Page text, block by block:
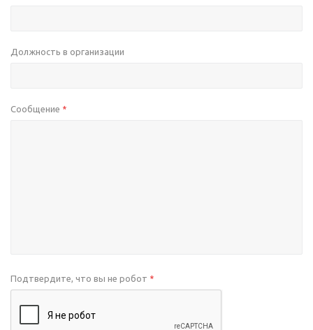
Должность в организации
Сообщение *
Подтвердите, что вы не робот *